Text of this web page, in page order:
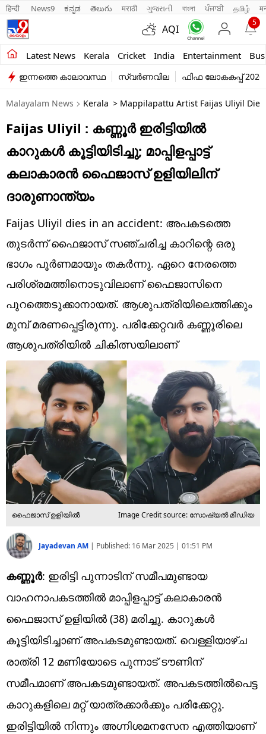
हिन्दी News9 ಕನ್ನಡ తెలుగు मराठी ગુજરાતી বাংলা ਪੰਜਾਬੀ தமிழ்
AQI
5
Latest News Kerala Cricket India Entertainment
Kerala
India
Entertainment
Business
Education
Lifestyle
world
Technology
Web Story
Photo
Short Videos
ഇന്നത്തെ കാലാവസ്ഥ സ്വർണവില ഫിഫ ലോകകപ്പ് 2026
Malayalam News Kerala > Mappilapattu Artist Faijas Uliyil
Faijas Uliyil : കണ്ണൂര്‍ ഇരിട്ടിയിൽ
കാറുകൾ കൂട്ടിയിടിച്ചു; മാപ്പിളപ്പാട്ട്
കലാകാരൻ ഫൈജാസ് ഉളിയിലിന്‌
ദാരുണാന്ത്യം
Faijas Uliyil dies in an accident: അപകടത്തെ
തുടര്‍ന്ന് ഫൈജാസ് സഞ്ചരിച്ച കാറിന്റെ ഒരു
ഭാഗം പൂര്‍ണമായും തകര്‍ന്നു. ഏറെ നേരത്തെ
പരിശ്രമത്തിനൊടുവിലാണ് ഫൈജാസിനെ
പുറത്തെടുക്കാനായത്. ആശുപത്രിയിലെത്തിക്കും
മുമ്പ് മരണപ്പെട്ടിരുന്നു. പരിക്കേറ്റവര്‍ കണ്ണൂരിലെ
ആശുപത്രിയില്‍ ചികിത്സയിലാണ്
ഫൈജാസ് ഉളിയില്‍ Image Credit source: സോഷ്യല്‍ മീഡിയ
Jayadevan AM | Published: 16 Mar 2025 | 01:51 PM
കണ്ണൂര്‍: ഇരിട്ടി പുന്നാടിന് സമീപമുണ്ടായ
വാഹനാപകടത്തില്‍ മാപ്പിളപ്പാട്ട് കലാകാരന്‍
ഫൈജാസ് ഉളിയില്‍ (38) മരിച്ചു. കാറുകള്‍
കൂട്ടിയിടിച്ചാണ് അപകടമുണ്ടായത്. വെള്ളിയാഴ്ച
രാത്രി 12 മണിയോടെ പുന്നാട് ടൗണിന്
സമീപമാണ് അപകടമുണ്ടായത്. അപകടത്തില്‍പെട്ട
കാറുകളിലെ മറ്റ് യാത്രക്കാര്‍ക്കും പരിക്കേറ്റു.
ഇരിട്ടിയില്‍ നിന്നും അഗ്നിശമനസേന എത്തിയാണ്